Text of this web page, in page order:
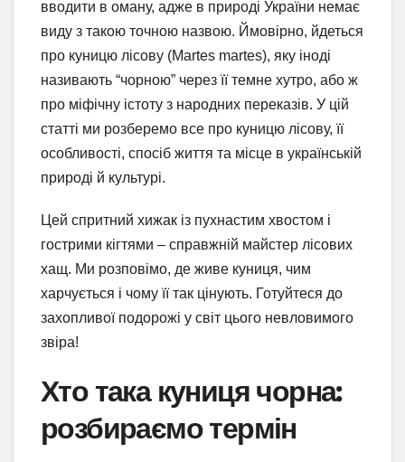
вводити в оману, адже в природі України немає
виду з такою точною назвою. Ймовірно, йдеться
про куницю лісову (Martes martes), яку іноді
називають “чорною” через її темне хутро, або ж
про міфічну істоту з народних переказів. У цій
статті ми розберемо все про куницю лісову, її
особливості, спосіб життя та місце в українській
природі й культурі.
Цей спритний хижак із пухнастим хвостом і
гострими кігтями – справжній майстер лісових
хащ. Ми розповімо, де живе куниця, чим
харчується і чому її так цінують. Готуйтеся до
захопливої подорожі у світ цього невловимого
звіра!
Хто така куниця чорна:
розбираємо термін